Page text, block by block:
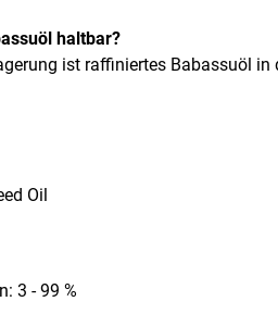
haltbar?
ist raffiniertes Babassuöl
Oil
3 - 99 %